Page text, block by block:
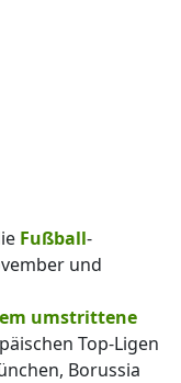
Fußball-
und
umstrittene
Top-Ligen
Borussia